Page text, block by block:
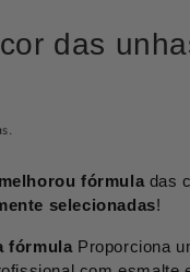
das
melhorou fórmula das
selecionadas!
fórmula Proporciona